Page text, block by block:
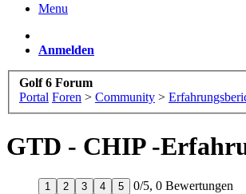
Menu
Anmelden
Golf 6 Forum
Portal Foren > Community >
GTD - CHIP -
1 2 3 4 5 0/5, 0 Bewertungen